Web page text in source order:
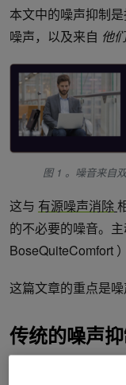
本文中的噪声抑制
噪声，以及来自 他
图 1 。噪音来自
这与 有源噪声消除
的不必要的噪音。
BoseQuiteComfort
这篇文章的重点是噪
传统的噪声